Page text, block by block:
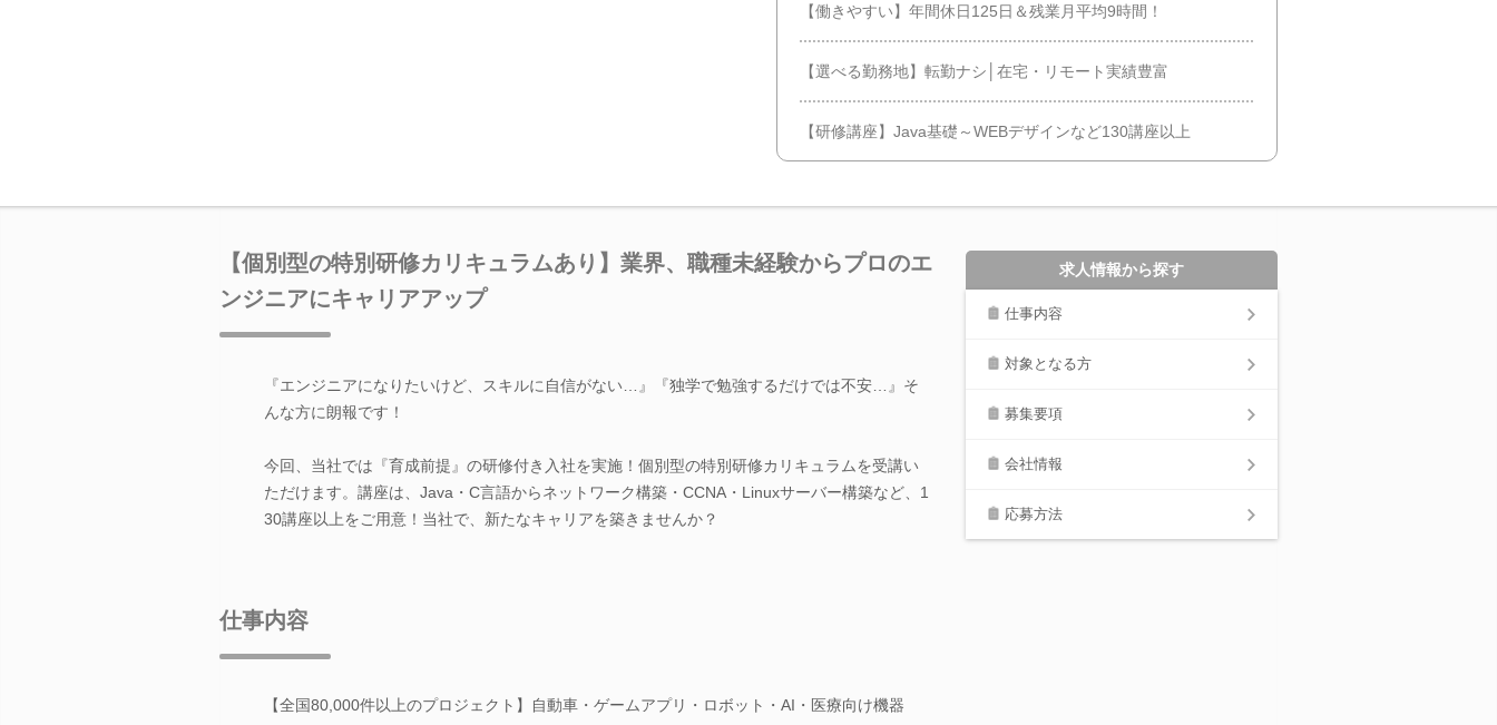
【働きやすい】年間休日125日＆残業月平均9時間！
【選べる勤務地】転勤ナシ│在宅・リモート実績豊富
【研修講座】Java基礎～WEBデザインなど130講座以上
【個別型の特別研修カリキュラムあり】業界、職種未経験からプロのエ
ンジニアにキャリアアップ
『エンジニアになりたいけど、スキルに自信がない…』『独学で勉強するだけでは不安…』そ
んな方に朗報です！
今回、当社では『育成前提』の研修付き入社を実施！個別型の特別研修カリキュラムを受講い
ただけます。講座は、Java・C言語からネットワーク構築・CCNA・Linuxサーバー構築など、1
30講座以上をご用意！当社で、新たなキャリアを築きませんか？
仕事内容
【全国80,000件以上のプロジェクト】自動車・ゲームアプリ・ロボット・AI・医療向け機器
求人情報から探す
仕事内容
対象となる方
募集要項
会社情報
応募方法